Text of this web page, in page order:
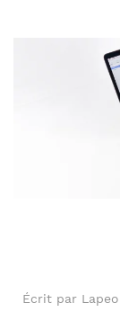
Écrit par Lapeo